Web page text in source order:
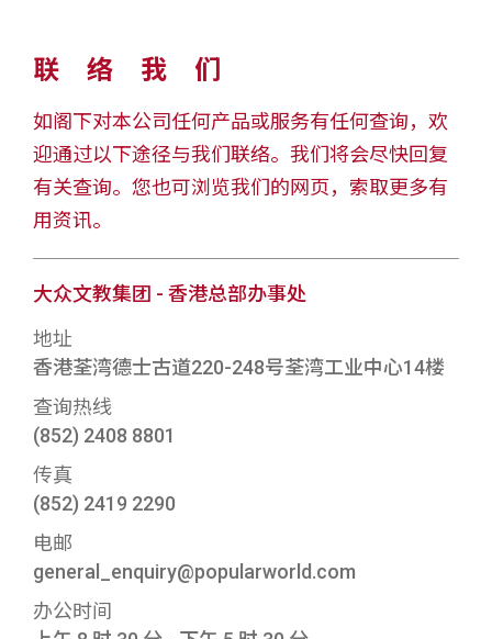
联络我们
如阁下对本公司任何产品或服务有任何查询，欢
迎通过以下途径与我们联络。我们将会尽快回复
有关查询。您也可浏览我们的网页，索取更多有
用资讯。
大众文教集团 - 香港总部办事处
地址
香港荃湾德士古道220-248号荃湾工业中心14楼
查询热线
(852) 2408 8801
传真
(852) 2419 2290
电邮
general_enquiry@popularworld.com
办公时间